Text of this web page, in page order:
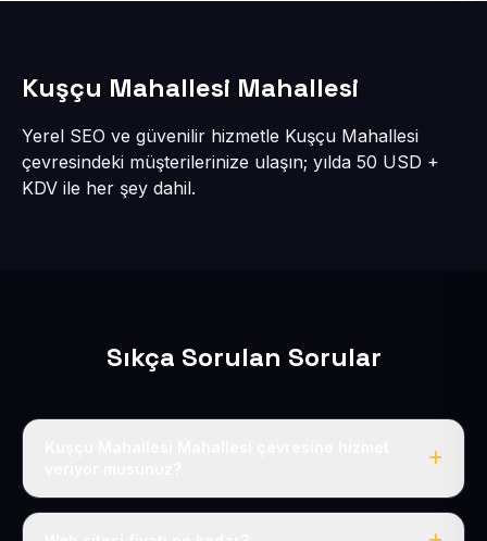
Kuşçu Mahallesi Mahallesi
Yerel SEO ve güvenilir hizmetle Kuşçu Mahallesi
çevresindeki müşterilerinize ulaşın; yılda 50 USD +
KDV ile her şey dahil.
Sıkça Sorulan Sorular
Evet, Kuşçu Mahallesi dahil tüm Sarız ve Sarız